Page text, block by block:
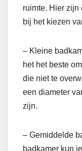
ruimte. Hier zijn
bij het kiezen
– Kleine
het het beste
die niet te
een diameter
zijn.
– Gemiddelde
badkamer kun